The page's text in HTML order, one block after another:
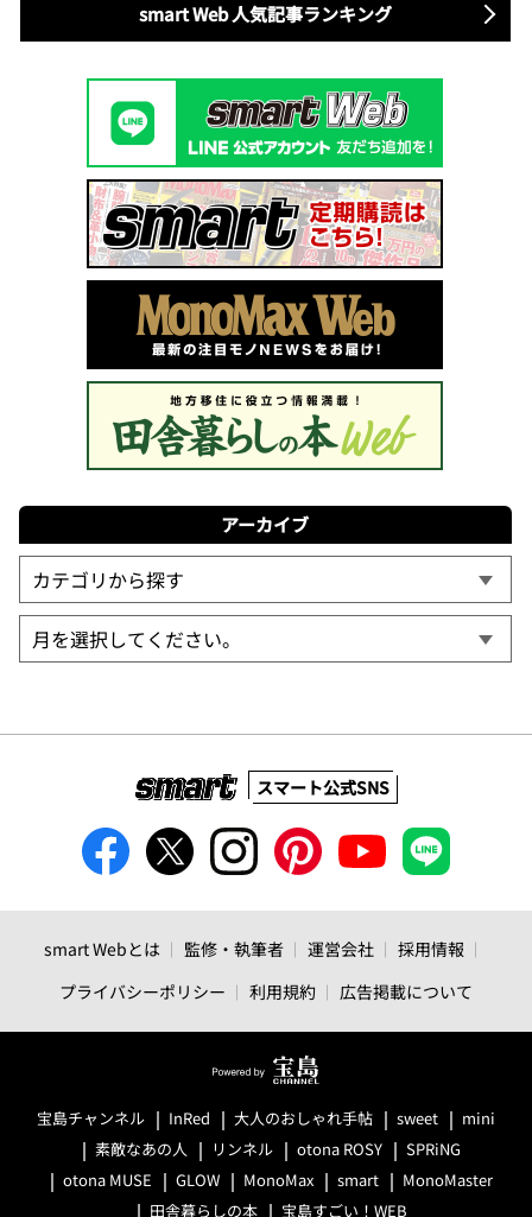
smart Web 人気記事ランキング
アーカイブ
スマート公式SNS
smart Webとは 監修・執筆者 運営会社
採用情報
プライバシーポリシー
利用規約 広告掲載について
宝島チャンネル InRed 大人のおしゃれ手帖 sweet
mini
素敵なあの人
リンネル otona ROSY
SPRiNG
otona MUSE
GLOW MonoMax smart
MonoMaster
田舎暮らしの本
宝島すごい！WEB